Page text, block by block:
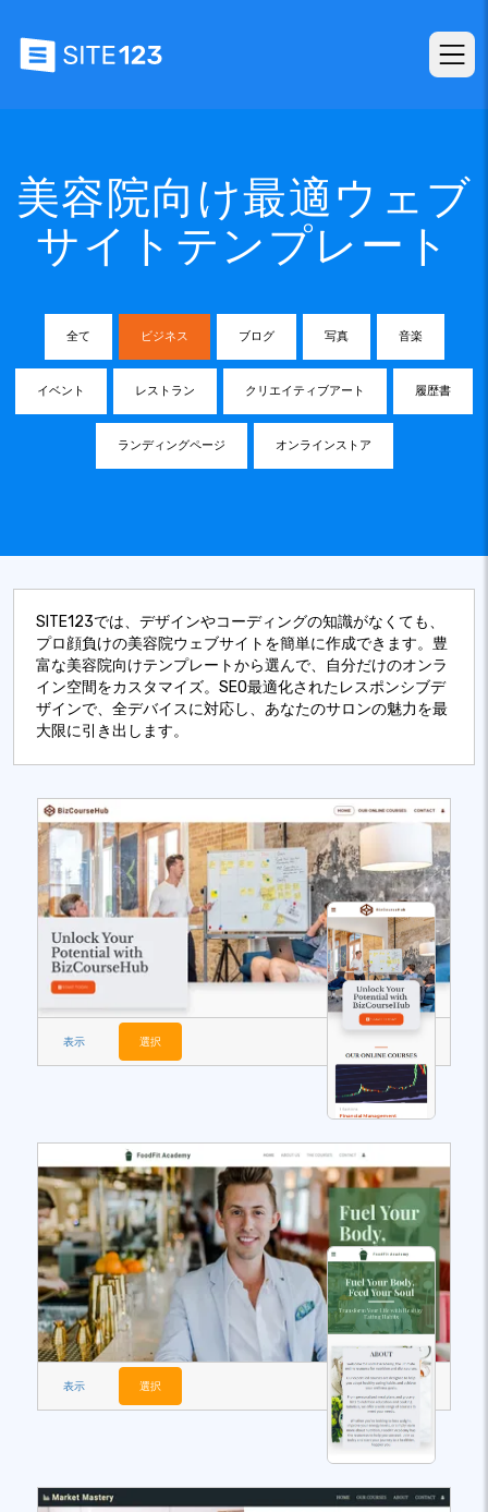
美容院向け最適ウェブ
サイトテンプレート
全て ビジネス ブログ 写真 音楽
イベント レストラン クリエイティブアート 履歴書
ランディングページ オンラインストア
SITE123では、デザインやコーディングの知識がなくても、
プロ顔負けの美容院ウェブサイトを簡単に作成できます。豊
富な美容院向けテンプレートから選んで、自分だけのオンラ
イン空間をカスタマイズ。SEO最適化されたレスポンシブデ
ザインで、全デバイスに対応し、あなたのサロンの魅力を最
大限に引き出します。
表示 選択
表示 選択